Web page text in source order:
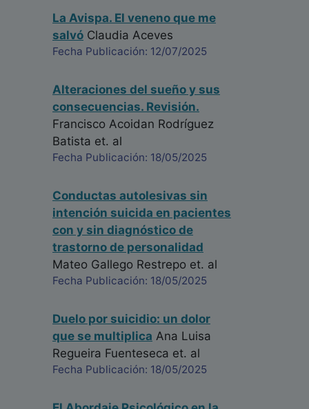
La Avispa. El veneno que me
salvó Claudia Aceves
Fecha Publicación: 12/07/2025
Alteraciones del sueño y sus
consecuencias. Revisión.
Francisco Acoidan Rodríguez
Batista et. al
Fecha Publicación: 18/05/2025
Conductas autolesivas sin
intención suicida en pacientes
con y sin diagnóstico de
trastorno de personalidad
Mateo Gallego Restrepo et. al
Fecha Publicación: 18/05/2025
Duelo por suicidio: un dolor
que se multiplica Ana Luisa
Regueira Fuenteseca et. al
Fecha Publicación: 18/05/2025